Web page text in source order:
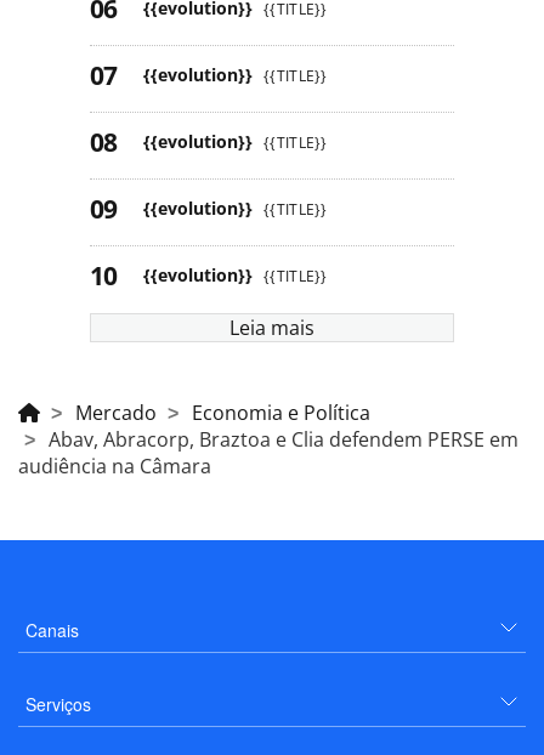
{{evolution}} {{TITLE}}
{{evolution}} {{TITLE}}
{{evolution}} {{TITLE}}
{{evolution}} {{TITLE}}
{{evolution}} {{TITLE}}
Leia mais
Mercado
Economia e Política
Abav, Abracorp, Braztoa e Clia defendem PERSE em
audiência na Câmara
Canais
Serviços